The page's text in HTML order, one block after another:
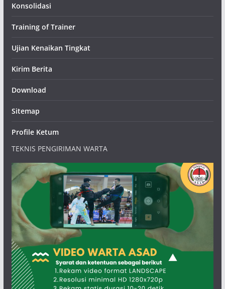
Konsolidasi
Training of Trainer
Ujian Kenaikan Tingkat
Kirim Berita
Download
Sitemap
Profile Ketum
TEKNIS PENGIRIMAN WARTA